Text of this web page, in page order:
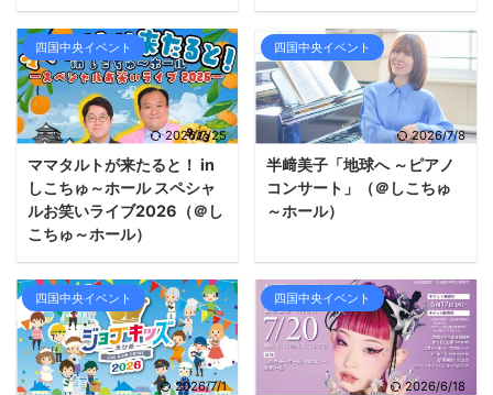
四国中央イベント
2026/7/25
ママタルトが来たると！ in
しこちゅ～ホール スペシャ
ルお笑いライブ2026（＠し
こちゅ～ホール）
四国中央イベント
2026/7/8
半﨑美子「地球へ ～ピアノ
コンサート」（＠しこちゅ
～ホール）
四国中央イベント
2026/7/1
四国中央イベント
2026/6/18